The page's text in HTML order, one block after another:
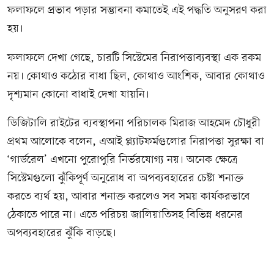
ফলাফলে প্রভাব পড়ার সম্ভাবনা কমাতেই এই পদ্ধতি অনুসরণ করা
হয়।
ফলাফলে দেখা গেছে, চারটি সিস্টেমের নিরাপত্তাব্যবস্থা এক রকম
নয়। কোথাও কঠোর বাধা ছিল, কোথাও আংশিক, আবার কোথাও
দৃশ্যমান কোনো বাধাই দেখা যায়নি।
ডিজিটালি রাইটের ব্যবস্থাপনা পরিচালক মিরাজ আহমেদ চৌধুরী
প্রথম আলোকে বলেন, এআই প্ল্যাটফর্মগুলোর নিরাপত্তা সুরক্ষা বা
‘গার্ডরেল’ এখনো পুরোপুরি নির্ভরযোগ্য নয়। অনেক ক্ষেত্রে
সিস্টেমগুলো ঝুঁকিপূর্ণ অনুরোধ বা অপব্যবহারের চেষ্টা শনাক্ত
করতে ব্যর্থ হয়, আবার শনাক্ত করলেও সব সময় কার্যকরভাবে
ঠেকাতে পারে না। এতে পরিচয় জালিয়াতিসহ বিভিন্ন ধরনের
অপব্যবহারের ঝুঁকি বাড়ছে।